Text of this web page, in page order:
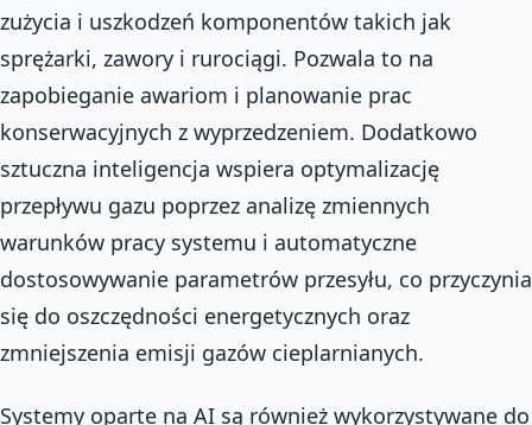
zużycia i uszkodzeń komponentów takich jak
sprężarki, zawory i rurociągi. Pozwala to na
zapobieganie awariom i planowanie prac
konserwacyjnych z wyprzedzeniem. Dodatkowo
sztuczna inteligencja wspiera optymalizację
przepływu gazu poprzez analizę zmiennych
warunków pracy systemu i automatyczne
dostosowywanie parametrów przesyłu, co przyczynia
się do oszczędności energetycznych oraz
zmniejszenia emisji gazów cieplarnianych.
Systemy oparte na AI są również wykorzystywane do